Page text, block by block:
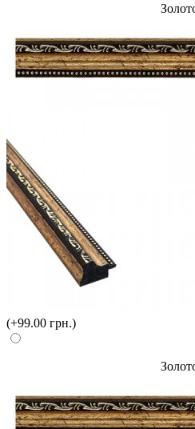
(+99.00 грн.)